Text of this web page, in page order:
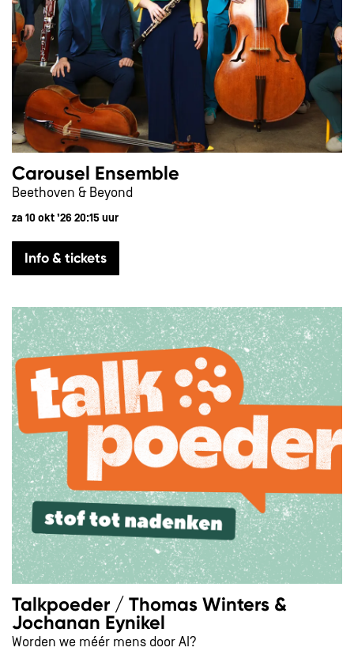
Carousel Ensemble
Beethoven & Beyond
za 10 okt ’26 20:15 uur
Info & tickets
Talkpoeder / Thomas Winters &
Jochanan Eynikel
Worden we méér mens door AI?